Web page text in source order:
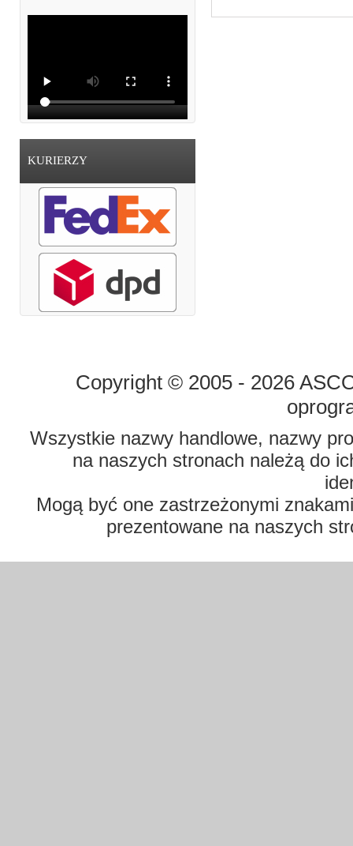
KURIERZY
Copyright © 2005 - 2026
Wszystkie nazwy handlowe, nazwy
na naszych stronach należą do
Mogą być one zastrzeżonymi
prezentowane na naszych